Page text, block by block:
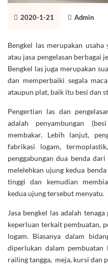
2020-1-21 Admin
Bengkel las merupakan usaha
atau jasa pengelasan berbagai
Bengkel las juga merupakan
dan memperbaiki segala
ataupun plat, baik itu besi dan
Pengertian las dan
adalah penyambungan
membakar. Lebih lanjut,
fabrikasi logam,
penggabungan dua benda
melelehkan ujung kedua
tinggi dan kemudian
kedua ujung tersebut menyatu.
Jasa bengkel las adalah
keperluan terkait pembuatan,
logam. Biasanya dalam
diperlukan dalam
railing tangga, meja, kursi dan